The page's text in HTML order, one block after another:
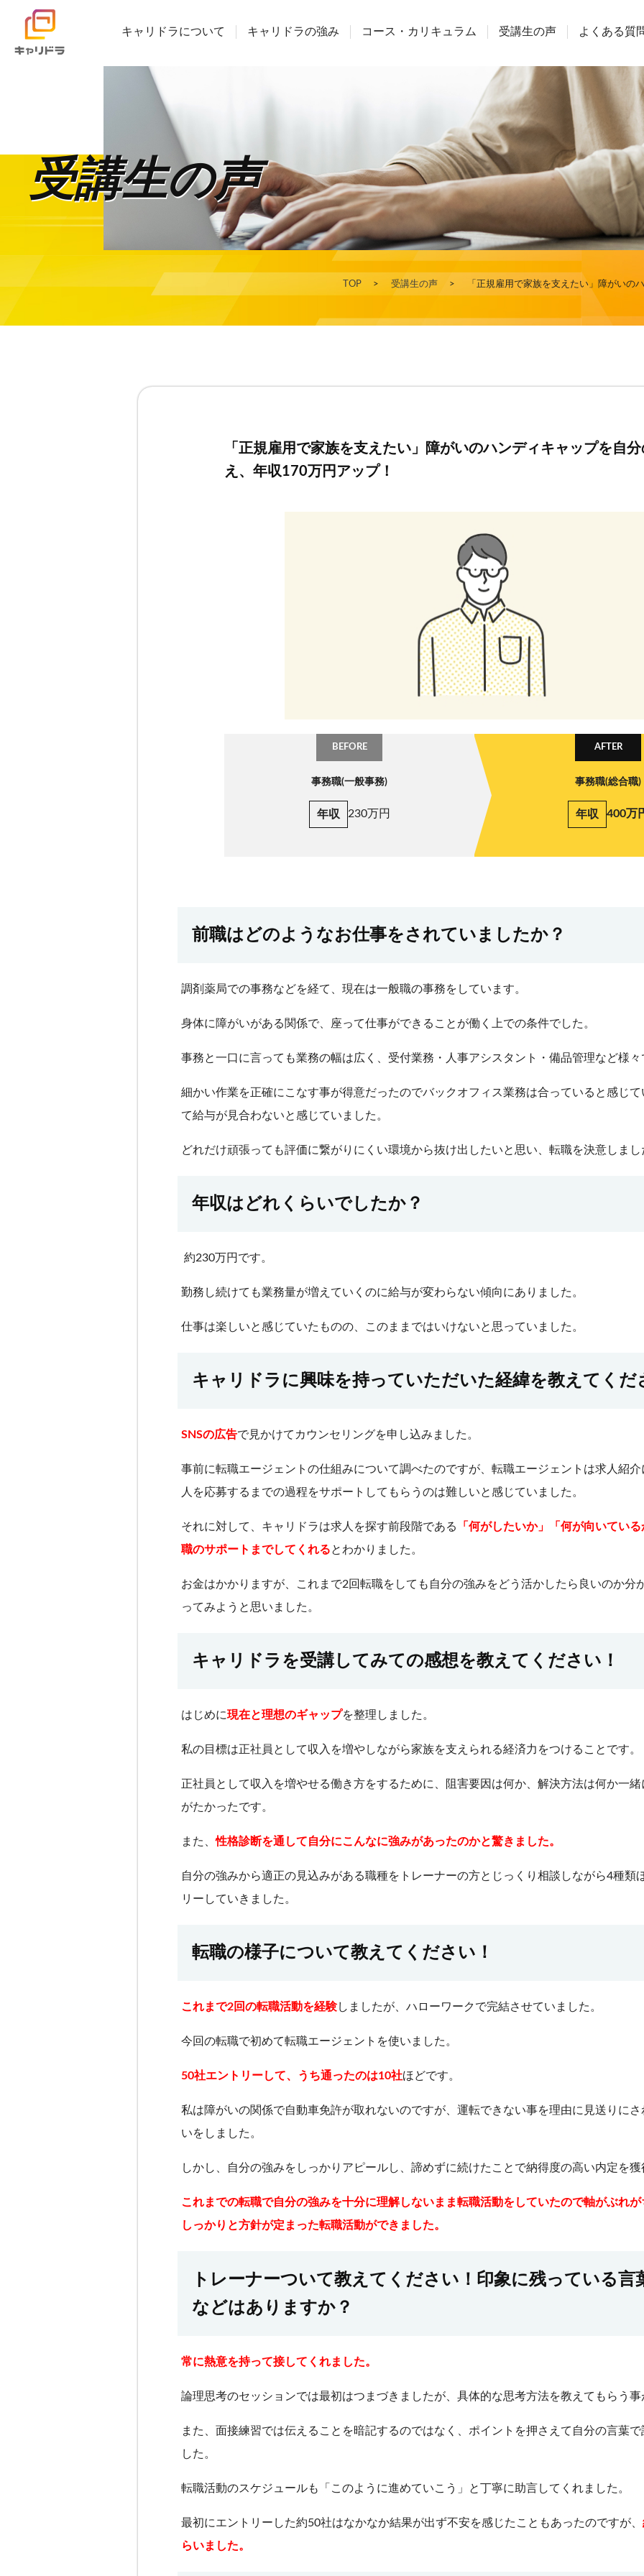
キャリドラについて キャリドラの強み コース・カリキュラム 受講生の声 よくある質
受講生の声
TOP > 受講生の声 > 「正規雇用で家族を支えたい」障がいの
「正規雇用で家族を支えたい」障がいのハンディキャップを自
え、年収170万円アップ！
BEFORE
事務職(一般事務)
年収 230万円
AFTER
事務職(総合職)
年収 400万
前職はどのようなお仕事をされていましたか？
調剤薬局での事務などを経て、現在は一般職の事務をしています。
身体に障がいがある関係で、座って仕事ができることが働く上での条件でした。
事務と一口に言っても業務の幅は広く、受付業務・人事アシスタント・備品管理など様々
細かい作業を正確にこなす事が得意だったのでバックオフィス業務は合っていると感じ
て給与が見合わないと感じていました。
どれだけ頑張っても評価に繋がりにくい環境から抜け出したいと思い、転職を決意しまし
年収はどれくらいでしたか？
約230万円です。
勤務し続けても業務量が増えていくのに給与が変わらない傾向にありました。
仕事は楽しいと感じていたものの、このままではいけないと思っていました。
キャリドラに興味を持っていただいた経緯を教えてくだ
SNSの広告で見かけてカウンセリングを申し込みました。
事前に転職エージェントの仕組みについて調べたのですが、転職エージェントは求人紹
人を応募するまでの過程をサポートしてもらうのは難しいと感じていました。
それに対して、キャリドラは求人を探す前段階である
「何がしたいか」「何が向いてい
職のサポートまでしてくれるとわかりました。
お金はかかりますが、これまで2回転職をしても自分の強みをどう活かしたら良いのか分
ってみようと思いました。
キャリドラを受講してみての感想を教えてください！
はじめに現在と理想のギャップを整理しました。
私の目標は正社員として収入を増やしながら家族を支えられる経済力をつけることです。
正社員として収入を増やせる働き方をするために、阻害要因は何か、解決方法は何か一
がたかったです。
また、性格診断を通して自分にこんなに強みがあったのかと驚きました。
自分の強みから適正の見込みがある職種をトレーナーの方とじっくり相談しながら4種類
リーしていきました。
転職の様子について教えてください！
これまで2回の転職活動を経験しましたが、ハローワークで完結させていました。
今回の転職で初めて転職エージェントを使いました。
50社エントリーして、うち通ったのは10社ほどです。
私は障がいの関係で自動車免許が取れないのですが、運転できない事を理由に見送りに
いをしました。
しかし、自分の強みをしっかりアピールし、諦めずに続けたことで納得度の高い内定を
これまでの転職で自分の強みを十分に理解しないまま転職活動をしていたので軸がぶれ
しっかりと方針が定まった転職活動ができました。
トレーナーついて教えてください！印象に残っている言
などはありますか？
常に熱意を持って接してくれました。
論理思考のセッションでは最初はつまづきましたが、具体的な思考方法を教えてもらう
また、面接練習では伝えることを暗記するのではなく、ポイントを押さえて自分の言葉
した。
転職活動のスケジュールも「このように進めていこう」と丁寧に助言してくれました。
最初にエントリーした約50社はなかなか結果が出ず不安を感じたこともあったのですが、
らいました。
キャリドラについて
キャリドラの強み
コース・カリキュラム